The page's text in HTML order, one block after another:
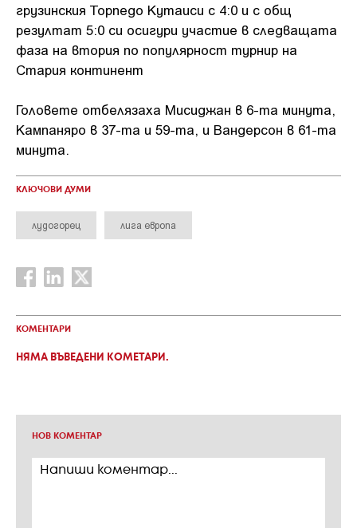
грузинския Торпедо Кутаиси с 4:0 и с общ
резултат 5:0 си осигури участие в следващата
фаза на втория по популярност турнир на
Стария континент
Головете отбелязаха Мисиджан в 6-та минута,
Кампаняро в 37-та и 59-та, и Вандерсон в 61-та
минута.
КЛЮЧОВИ ДУМИ
лудогорец лига европа
КОМЕНТАРИ
НЯМА ВЪВЕДЕНИ КОМЕТАРИ.
НОВ КОМЕНТАР